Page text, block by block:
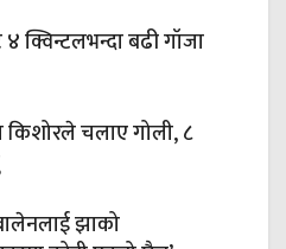
४ क्विन्टलभन्दा बढी गाँजा
किशोरले चलाए गोली, ८
बालेनलाई झाको